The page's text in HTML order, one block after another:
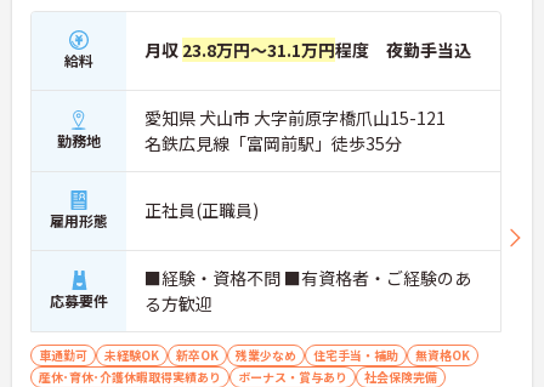
給料 月収 23.8万円～31.1万円程度 夜勤手当込
勤務地
愛知県 犬山市 大字前原字橋爪山15-121
名鉄広見線「富岡前駅」徒歩35分
雇用形態 正社員(正職員)
応募要件
■経験・資格不問 ■有資格者・ご経験のあ
る方歓迎
車通勤可 未経験OK 新卒OK 残業少なめ 住宅手当・補助
無資格OK
産休･育休･介護休暇取得実績あり
ボーナス・賞与あり
社会保険完備